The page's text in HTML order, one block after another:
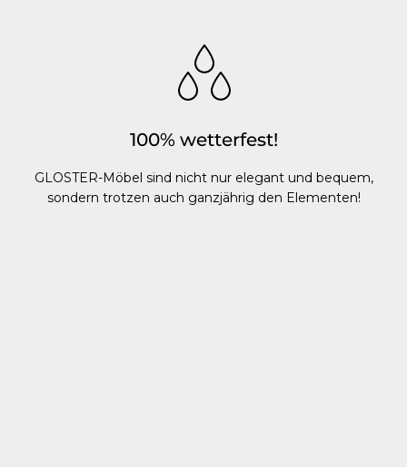
100% wetterfest!
GLOSTER-Möbel sind nicht nur elegant und bequem,
sondern trotzen auch ganzjährig den Elementen!